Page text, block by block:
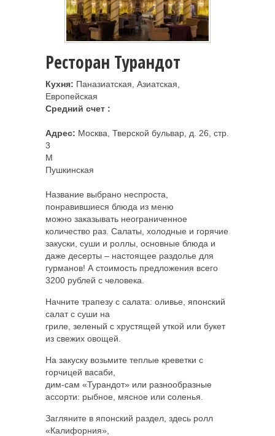
Ресторан Турандот
Кухня: Паназиатская, Азиатская,
Европейская
Средний счет :
Адрес: Москва, Тверской бульвар, д. 26, стр.
3
M
Пушкинская
Название выбрано неспроста,
понравившиеся блюда из меню
можно заказывать неограниченное
количество раз. Салаты, холодные и горячие
закуски, суши и роллы, основные блюда и
даже десерты – настоящее раздолье для
гурманов! А стоимость предложения всего
3200 рублей с человека.
Начните трапезу с салата: оливье, японский
салат с суши на
гриле, зеленый с хрустящей уткой или букет
из свежих овощей.
На закуску возьмите теплые креветки с
горчицей васаби,
дим-сам «Турандот» или разнообразные
ассорти: рыбное, мясное или соленья.
Загляните в японский раздел, здесь ролл
«Калифорния»,